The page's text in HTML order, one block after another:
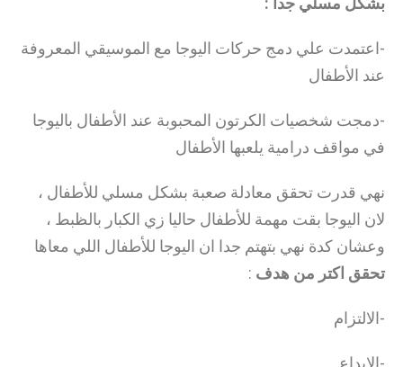
-اعتمدت علي دمج حركات اليوجا مع الموسيقي المعروفة
عند الأطفال
-دمجت شخصيات الكرتون المحبوبة عند الأطفال باليوجا
في مواقف درامية يلعبها الأطفال
نهي قدرت تحقق معادلة صعبة بشكل مسلي للأطفال ،
لان اليوجا بقت مهمة للأطفال حاليا زي الكبار بالظبط ،
وعشان كدة نهي بتهتم جدا ان اليوجا للأطفال اللي معاها
تحقق اكتر من هدف :
-الالتزام
-الابداع